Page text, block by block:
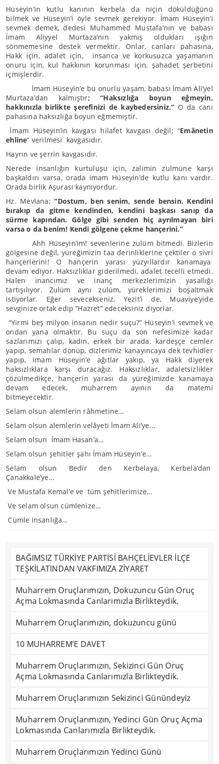
Hüseyin’in kutlu kanının kerbela da niçin döküldüğünü
bilmek ve Hüseyin’i öyle sevmek gerekiyor. İmam Hüseyin’i
sevmek demek, dedesi Muhammed Mustafa’nın ve babası
İmam Aliyyel Murtaza’nın yakmış oldukları ışığın
sönmemesine destek vermektir. Onlar, canları pahasına,
Hakk için, adalet için, insanca ve korkusuzca yaşamanın
onuru için, kul hakkının korunması için, şahadet şerbetini
içmişlerdir.
İmam Hüseyin’e bu onurlu yaşam, babası İmam Ali’yel
Murtaza’dan kalmıştır; “Haksızlığa boyun eğmeyin,
hakkınızla birlikte şerefinizi de kaybedersiniz.” O da canı
pahasına haksızlığa boyun eğmemiştir.
İmam Hüseyin’in kavgası hilafet kavgası değil; “Emânetin
ehline” verilmesi kavgasıdır.
Hayrın ve şerrin kavgasıdır.
Nerede insanlığın kurtuluşu için, zalimin zulmüne karşı
başkaldırı varsa, orada imam Hüseyin’de kutlu kanı vardır.
Orada birlik Aşurası kaynıyordur.
Hz. Mevlana;“Dostum, ben senim, sende bensin. Kendini
bırakıp da gitme kendinden, kendini başkası sanıp da
sürme kapından. Gölge gibi senden hiç ayrılmayan biri
varsa o da benim! Kendi gölgene çekme hançerini.”
Ahh Hüseyin’im! sevenlerine zulüm bitmedi. Bizlerin
gölgesine değil, yüreğimizin taa derinliklerine çektiler o sivri
hançerlerini! O hançerin yarası yüzyıllardır kanamaya
devam ediyor. Haksızlıklar giderilmedi, adalet tecelli etmedi.
Halen inancımız ve inanç merkezlerimizin yasallığı
tartışılıyor. Zulüm aynı zulüm, yüreklerimizi boşaltmak
istiyorlar. Eğer sevecekseniz, Yezit’i de, Muaviye’yide
sevginize ortak edip “Hazret” edeceksiniz diyorlar.
“Yirmi beş milyon insanın nedir suçu?” Hüseyin’i sevmek ve
ondan yana olmaktır. Bu suçu da son nefesimize kadar
sazlarımızı çalıp, kadın, erkek bir arada, kardeşçe cemler
yapıp, semahlar dönüp, dizlerimiz kanayıncaya dek tevhidler
yapıp, imam Hüseyin’e ağıtlar yakıp, ya Hakk diyerek
haksızlıklara karşı duracağız. Haksızlıklar, adaletsizlikler
çözülmedikçe, hançerin yarası da yüreğimizde kanamaya
devam edecek, muharrem ayının da matemi
bitmeyecektir.
Selam olsun alemlerin râhmetine…
Selam olsun alemlerin velâyeti İmam Ali’ye...
Selam olsun İmam Hasan’a…
Selam olsun şehitler şahı İmam Hüseyin’e…
Selam olsun Bedir den Kerbelaya, Kerbela’dan
Çanakkale’ye…
Ve Mustafa Kemal’e ve tüm şehitlerimize…
Ve selam olsun cümlenize…
Cümle insanlığa…
BAĞIMSIZ TÜRKİYE PARTİSİ BAHÇELİEVLER İLÇE
TEŞKİLATINDAN VAKFIMIZA ZİYARET
Muharrem Oruçlarımızın, Dokuzuncu Gün Oruç
Açma Lokmasında Canlarımızla Birlikteydik.
Muharrem Oruçlarımızın, dokuzuncu günü
10 MUHARREM’E DAVET
Muharrem Oruçlarımızın, Sekizinci Gün Oruç
Açma Lokmasında Canlarımızla Birlikteydik.
Muharrem Oruçlarımızın Sekizinci Günündeyiz
Muharrem Oruçlarımızın, Yedinci Gün Oruç Açma
Lokmasında Canlarımızla Birlikteydik.
Muharrem Oruçlarımızın Yedinci Günü